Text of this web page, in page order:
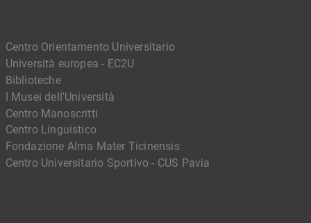
Centro Orientamento Universitario
Università europea - EC2U
Biblioteche
I Musei dell'Università
Centro Manoscritti
Centro Linguistico
Fondazione Alma Mater Ticinensis
Centro Universitario Sportivo - CUS Pavia